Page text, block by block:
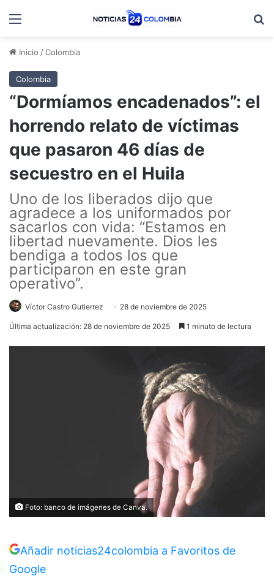
Menú
Inicio /Colombia
Colombia
“Dormíamos encadenados”: el
horrendo relato de víctimas
que pasaron 46 días de
secuestro en el Huila
Uno de los liberados dijo que
agradece a los uniformados por
sacarlos con vida: “Estamos en
libertad nuevamente. Dios les
bendiga a todos los que
participaron en este gran
operativo”.
Víctor Castro Gutierrez 28 de noviembre de 2025
Última actualización: 28 de noviembre de 2025 1 minuto de lectura
Foto: banco de imágenes de Canva.
Añadir noticias24colombia a Favoritos de
Google